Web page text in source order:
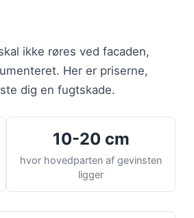
ikke røres ved facaden,
Her er priserne,
dig en fugtskade.
10-20 cm
hvor hovedparten af gevinsten
ligger